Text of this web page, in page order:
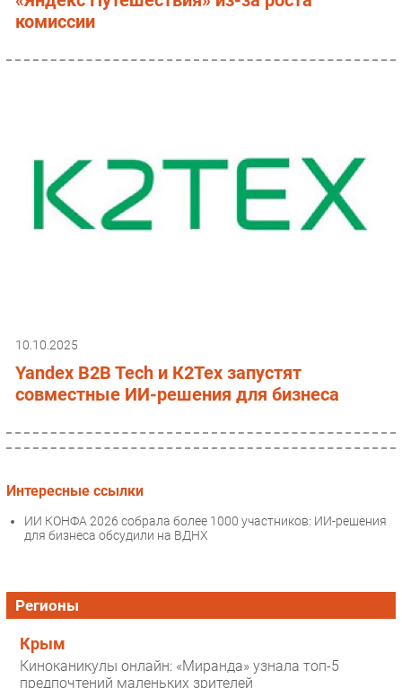
комиссии
10.10.2025
Yandex B2B Tech и К2Тех запустят
совместные ИИ-решения для бизнеса
Интересные ссылки
ИИ КОНФА 2026 собрала более 1000 участников: ИИ-решения
для бизнеса обсудили на ВДНХ
Регионы
Крым
Киноканикулы онлайн: «Миранда» узнала топ-5
предпочтений маленьких зрителей